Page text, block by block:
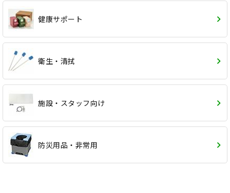
健康サポート
衛生・清拭
施設・スタッフ向け
防災用品・非常用